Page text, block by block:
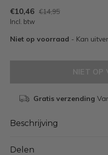
€10,46 €14,95
Incl. btw
Niet op voorraad - Kan
NIET OP
Gratis verzending
Beschrijving
Delen